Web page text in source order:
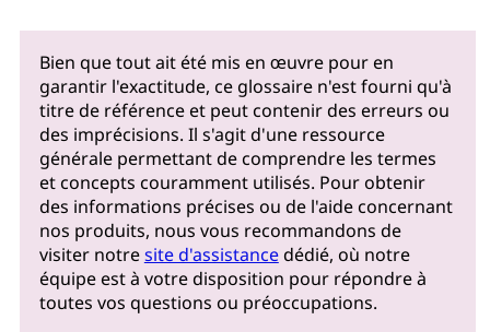
Bien que tout ait été mis en œuvre pour en
garantir l'exactitude, ce glossaire n'est fourni qu'à
titre de référence et peut contenir des erreurs ou
des imprécisions. Il s'agit d'une ressource
générale permettant de comprendre les termes
et concepts couramment utilisés. Pour obtenir
des informations précises ou de l'aide concernant
nos produits, nous vous recommandons de
visiter notresite d'assistancedédié, où notre
équipe est à votre disposition pour répondre à
toutes vos questions ou préoccupations.